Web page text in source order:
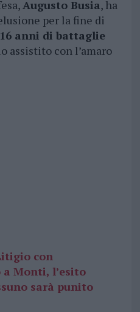
Augusto Busia, ha
per la fine di
16 anni di battaglie
assistito con l’amaro
con
Monti, l’esito
sarà punito